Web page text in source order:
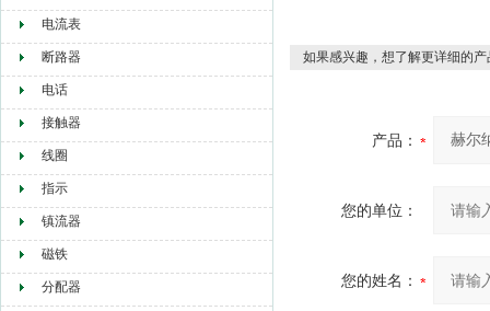
电流表
断路器
电话
接触器
线圈
指示
镇流器
磁铁
分配器
如果感兴趣，想了解更详细的
产品：
您的单位：
您的姓名：